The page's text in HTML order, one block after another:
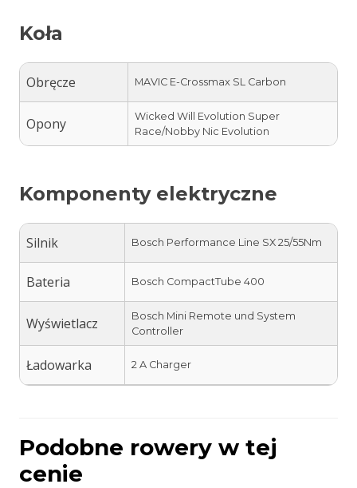
Koła
Obręcze MAVIC E-Crossmax SL Carbon
Opony
Wicked Will Evolution Super
Race/Nobby Nic Evolution
Komponenty elektryczne
Silnik Bosch Performance Line SX 25/55Nm
Bateria Bosch CompactTube 400
Wyświetlacz
Bosch Mini Remote und System
Controller
Ładowarka 2 A Charger
Podobne rowery w tej
cenie